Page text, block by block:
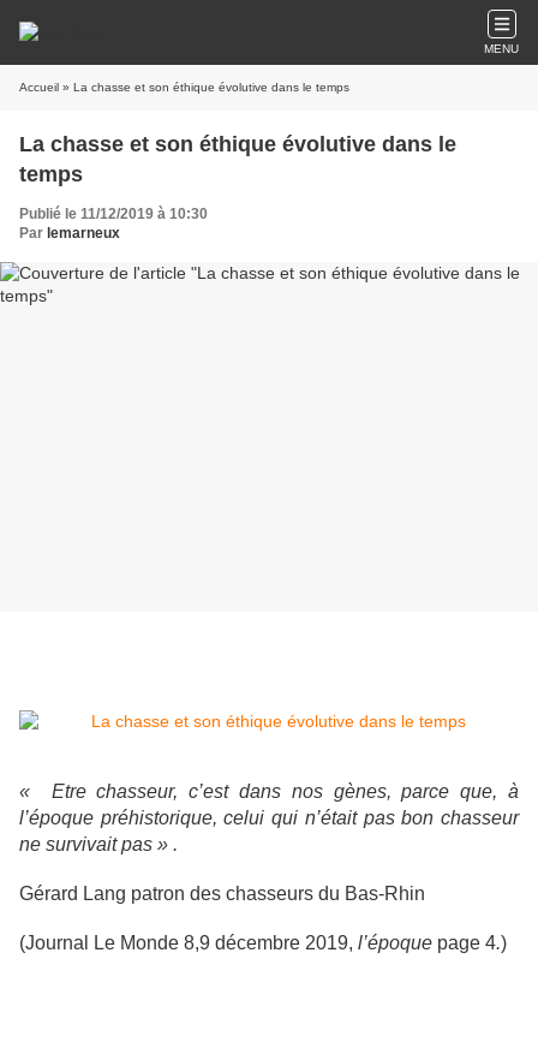
MENU
Accueil » La chasse et son éthique évolutive dans le temps
La chasse et son éthique évolutive dans le
temps
Publié le 11/12/2019 à 10:30
Par lemarneux
« Etre chasseur, c’est dans nos gènes, parce que, à
l’époque préhistorique,celui qui n’était pas bonchasseur
ne survivait pas » .
Gérard Lang patron des chasseurs du Bas-Rhin
(Journal Le Monde 8,9 décembre 2019, l’époque page 4.)